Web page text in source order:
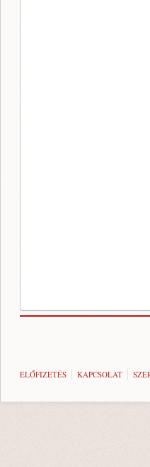
ELŐFIZETÉS KAPCSOLAT